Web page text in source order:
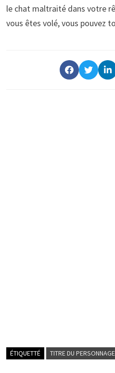
le chat maltraité dans votre
vous êtes volé, vous pouvez
ÉTIQUETTÉ TITRE DU PERSONNAGE